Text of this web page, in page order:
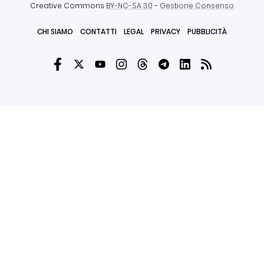
Creative Commons BY-NC-SA 3.0- Gestione Consenso
CHI SIAMO CONTATTI LEGAL PRIVACY PUBBLICITÀ